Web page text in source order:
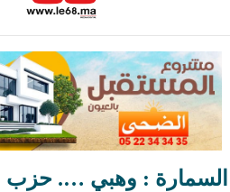
السمارة : وهبي …. حزب